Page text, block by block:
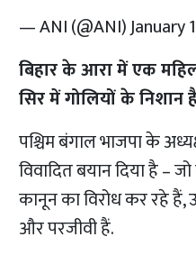
— ANI (@ANI)January
बिहार के आरा में एक
सिर में गोलियों के निशान
पश्चिम बंगाल भाजपा के
विवादित बयान दिया है –
कानून का विरोध कर रहे
और परजीवी हैं.